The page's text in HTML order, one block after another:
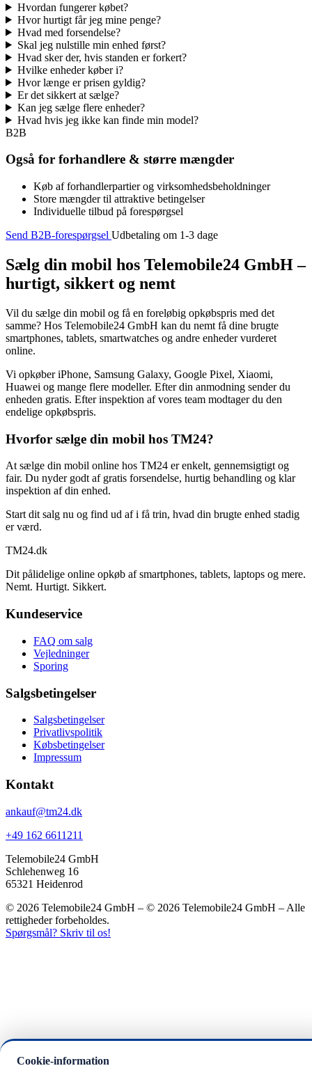
Hvordan fungerer købet?
Hvor hurtigt får jeg mine penge?
Hvad med forsendelse?
Skal jeg nulstille min enhed først?
Hvad sker der, hvis standen er forkert?
Hvilke enheder køber i?
Hvor længe er prisen gyldig?
Er det sikkert at sælge?
Kan jeg sælge flere enheder?
Hvad hvis jeg ikke kan finde min model?
B2B
Også for forhandlere & større mængder
Køb af forhandlerpartier og virksomhedsbeholdninger
Store mængder til attraktive betingelser
Individuelle tilbud på forespørgsel
Send B2B-forespørgsel Udbetaling om 1-3 dage
Sælg din mobil hos Telemobile24 GmbH –
hurtigt, sikkert og nemt
Vil du sælge din mobil og få en foreløbig opkøbspris med det
samme? Hos Telemobile24 GmbH kan du nemt få dine brugte
smartphones, tablets, smartwatches og andre enheder vurderet
online.
Vi opkøber iPhone, Samsung Galaxy, Google Pixel, Xiaomi,
Huawei og mange flere modeller. Efter din anmodning sender du
enheden gratis. Efter inspektion af vores team modtager du den
endelige opkøbspris.
Hvorfor sælge din mobil hos TM24?
At sælge din mobil online hos TM24 er enkelt, gennemsigtigt og
fair. Du nyder godt af gratis forsendelse, hurtig behandling og klar
inspektion af din enhed.
Start dit salg nu og find ud af i få trin, hvad din brugte enhed stadig
er værd.
TM24.dk
Dit pålidelige online opkøb af smartphones, tablets, laptops og mere.
Nemt. Hurtigt. Sikkert.
Kundeservice
FAQ om salg
Vejledninger
Sporing
Salgsbetingelser
Salgsbetingelser
Privatlivspolitik
Købsbetingelser
Impressum
Kontakt
ankauf@tm24.dk
+49 162 6611211
Telemobile24 GmbH
Schlehenweg 16
65321 Heidenrod
© 2026 Telemobile24 GmbH – © 2026 Telemobile24 GmbH – Alle
rettigheder forbeholdes.
Spørgsmål? Skriv til os!
Cookie-information